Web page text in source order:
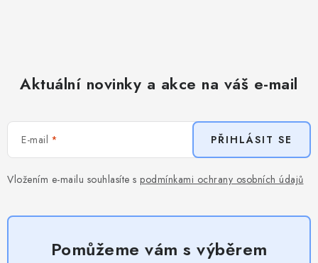
Aktuální novinky a akce na váš e-mail
E-mail
Vložením e-mailu souhlasíte s podmínkami ochrany osobních údajů
PŘIHLÁSIT SE
Pomůžeme vám s výběrem